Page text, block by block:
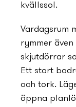
kvällssol.
Vardagsrum
rymmer
skjutdörrar
Ett stort
och tork.
öppna